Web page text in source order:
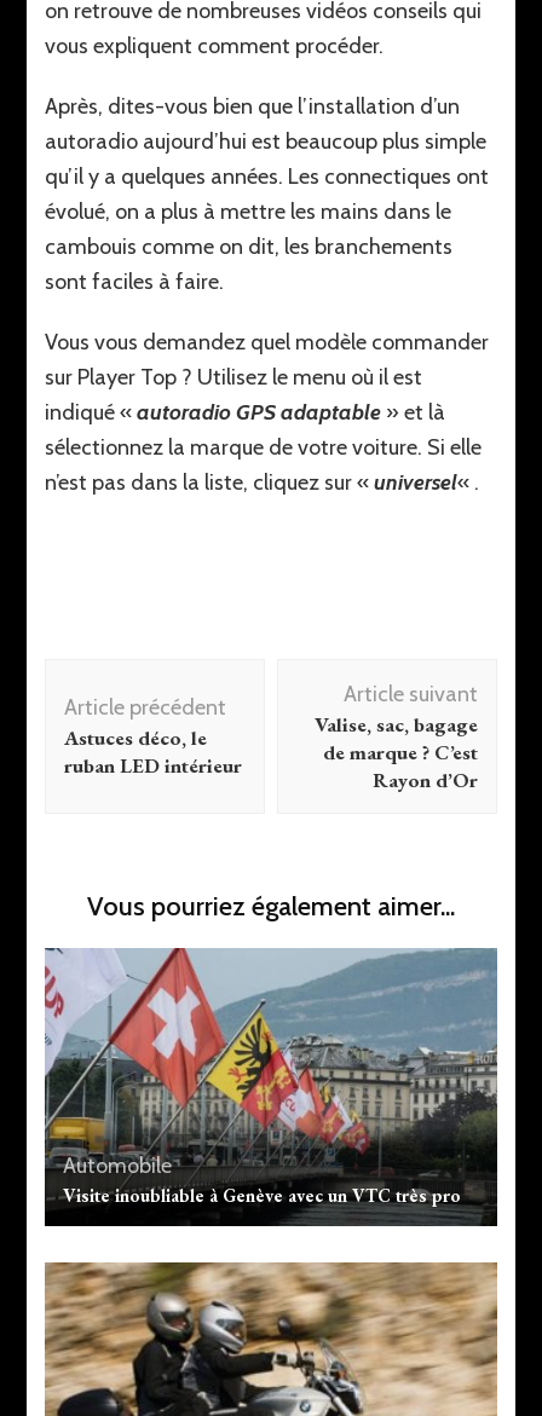
on retrouve de nombreuses vidéos conseils qui
vous expliquent comment procéder.
Après, dites-vous bien que l’installation d’un
autoradio aujourd’hui est beaucoup plus simple
qu’il y a quelques années. Les connectiques ont
évolué, on a plus à mettre les mains dans le
cambouis comme on dit, les branchements
sont faciles à faire.
Vous vous demandez quel modèle commander
sur Player Top ? Utilisez le menu où il est
indiqué «autoradio GPS adaptable » et là
sélectionnez la marque de votre voiture. Si elle
n’est pas dans la liste, cliquez sur «universel« .
d'article
Article précédent
Astuces déco, le
ruban LED intérieur
Article suivant
Valise, sac, bagage
de marque ? C’est
Rayon d’Or
Vous pourriez également aimer...
Automobile
Visite inoubliable à Genève avec un VTC très pro